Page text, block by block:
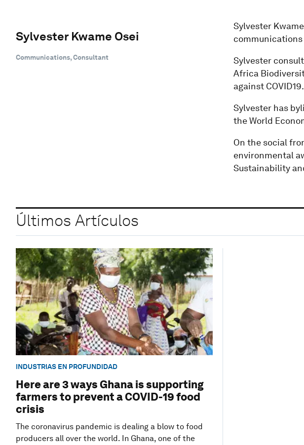
Sylvester Kwame Osei
Communications, Consultant
Sylvester
Sylvester
Africa
against COVID19.
Sylvester has
the World
On the social
environmental
Sustainability
Últimos Artículos
INDUSTRIAS EN PROFUNDIDAD
Here are 3 ways Ghana is supporting
farmers to prevent a COVID-19 food
crisis
The coronavirus pandemic is dealing a blow to food
producers all over the world. In Ghana, one of the